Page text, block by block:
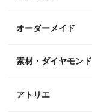
オーダーメイド
素材・ダイヤモンド
アトリエ